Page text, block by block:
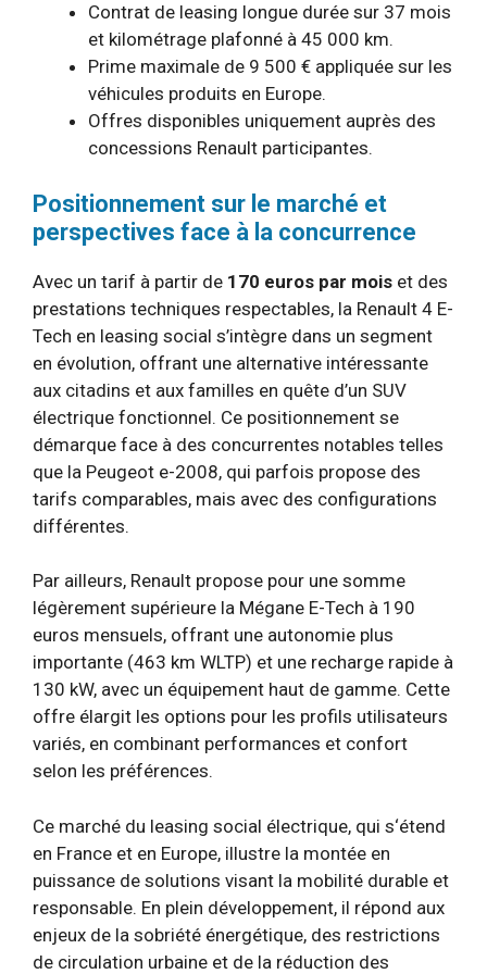
Contrat de leasing longue durée sur 37 mois
et kilométrage plafonné à 45 000 km.
Prime maximale de 9 500 € appliquée sur les
véhicules produits en Europe.
Offres disponibles uniquement auprès des
concessions Renault participantes.
Positionnement sur le marché et
perspectives face à la concurrence
Avec un tarif à partir de 170 euros par mois et des
prestations techniques respectables, la Renault 4 E-
Tech en leasing social s’intègre dans un segment
en évolution, offrant une alternative intéressante
aux citadins et aux familles en quête d’un SUV
électrique fonctionnel. Ce positionnement se
démarque face à des concurrentes notables telles
que la Peugeot e-2008, qui parfois propose des
tarifs comparables, mais avec des configurations
différentes.
Par ailleurs, Renault propose pour une somme
légèrement supérieure la Mégane E-Tech à 190
euros mensuels, offrant une autonomie plus
importante (463 km WLTP) et une recharge rapide à
130 kW, avec un équipement haut de gamme. Cette
offre élargit les options pour les profils utilisateurs
variés, en combinant performances et confort
selon les préférences.
Ce marché du leasing social électrique, qui s‘étend
en France et en Europe, illustre la montée en
puissance de solutions visant la mobilité durable et
responsable. En plein développement, il répond aux
enjeux de la sobriété énergétique, des restrictions
de circulation urbaine et de la réduction des